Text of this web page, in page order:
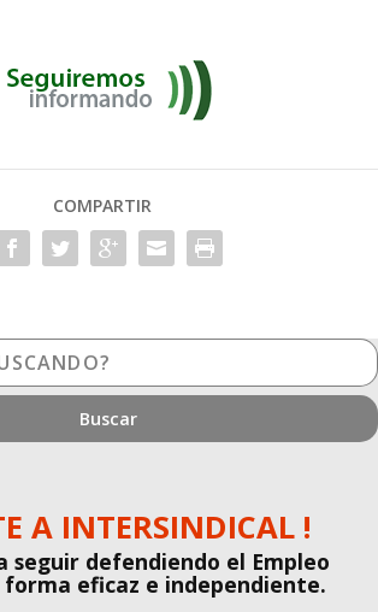
COMPARTIR
A INTERSINDICAL !
seguir defendiendo el Empleo
forma eficaz e independiente.